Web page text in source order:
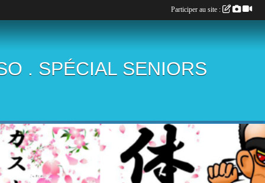
. SPÉCIAL SENIORS
Participer au site :